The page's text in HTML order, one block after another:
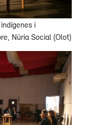
i
Núria Social (Olot)